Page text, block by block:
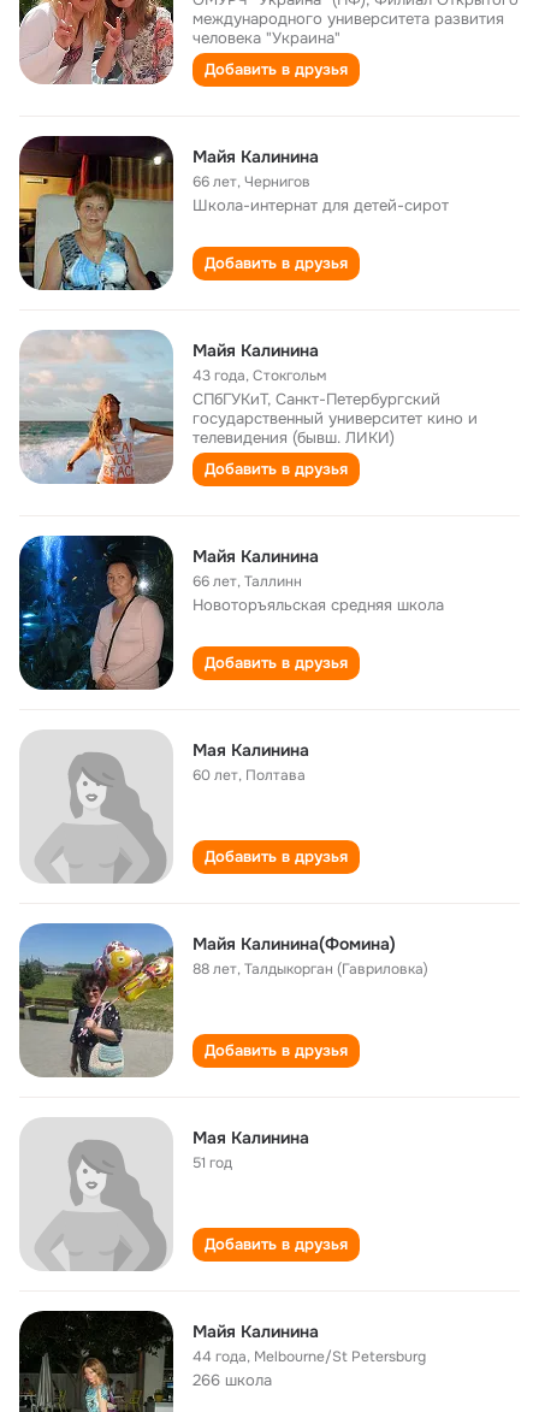
международного университета развития
человека "Украина"
Добавить в друзья
Майя Калинина
66 лет,Чернигов
Школа-интернат для детей-сирот
Добавить в друзья
Майя Калинина
43 года,Стокгольм
СПбГУКиТ, Санкт-Петербургский
государственный университет кино и
телевидения (бывш. ЛИКИ)
Добавить в друзья
Майя Калинина
66 лет,Таллинн
Новоторъяльская cредняя школа
Добавить в друзья
Мая Калинина
60 лет, Полтава
Добавить в друзья
Майя Калинина(Фомина)
88 лет,Талдыкорган (Гавриловка)
Добавить в друзья
Мая Калинина
51 год
Добавить в друзья
Майя Калинина
44 года, Melbourne/St Petersburg
266 школа